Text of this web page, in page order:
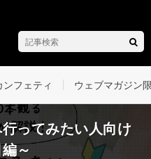
フェティ ウェブマガジン
ってみたい人向け
～